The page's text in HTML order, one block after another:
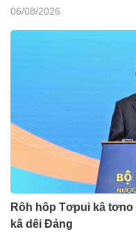
06/08/2026
Rôh hôp Tơpui kâ
kâ dêi Đảng